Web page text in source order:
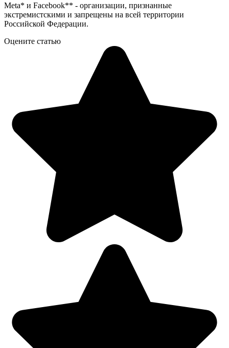
Meta* и Facebook** - организации, признанные
экстремистскими и запрещены на всей территории
Российской Федерации.
Оцените статью